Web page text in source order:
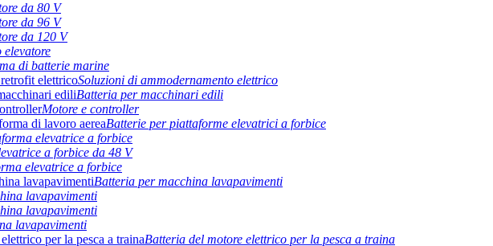
da 80 V
da 96 V
da 120 V
di batterie marine
Soluzioni di ammodernamento elettrico
Batteria per macchinari edili
Motore e controller
Batterie per piattaforme elevatrici a forbice
elevatrice a forbice
a forbice da 48 V
elevatrice a forbice
Batteria per macchina lavapavimenti
lavapavimenti
lavapavimenti
lavapavimenti
Batteria del motore elettrico per la pesca a traina